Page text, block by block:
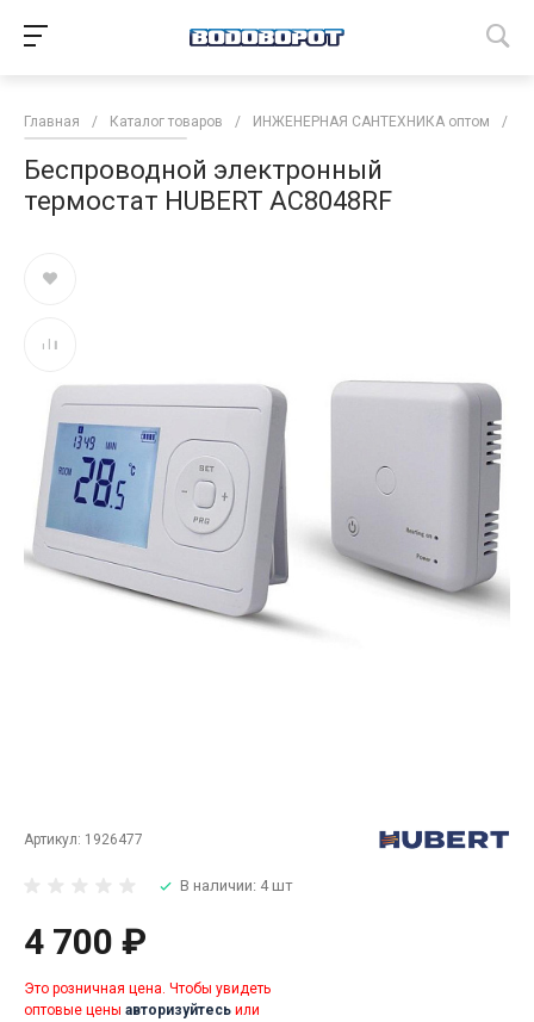
Главная / Каталог товаров / ИНЖЕНЕРНАЯ САНТЕХНИКА оптом /
Беспроводной электронный
термостат HUBERT AC8048RF
Артикул: 1926477
В наличии: 4 шт
4 700 ₽
Это розничная цена. Чтобы увидеть
оптовые цены авторизуйтесь или